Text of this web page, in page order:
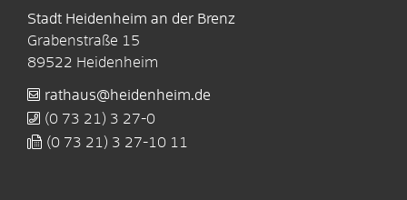
Stadt Heidenheim an der Brenz
Grabenstraße 15
89522 Heidenheim
rathaus@heidenheim.de
(0 73 21) 3 27-0
(0 73 21) 3 27-10 11